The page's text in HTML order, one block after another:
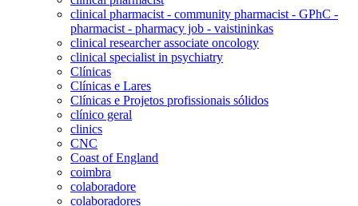
clinical pharmacist - community pharmacist - GPhC -
pharmacist - pharmacy job - vaistininkas
clinical researcher associate oncology
clinical specialist in psychiatry
Clínicas
Clínicas e Lares
Clínicas e Projetos profissionais sólidos
clínico geral
clinics
CNC
Coast of England
coimbra
colaboradore
colaboradores